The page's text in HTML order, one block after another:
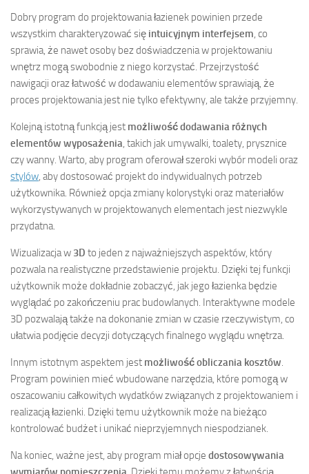
Dobry program do projektowania łazienek powinien przede
wszystkim charakteryzować się intuicyjnym interfejsem, co
sprawia, że nawet osoby bez doświadczenia w projektowaniu
wnętrz mogą swobodnie z niego korzystać. Przejrzystość
nawigacji oraz łatwość w dodawaniu elementów sprawiają, że
proces projektowania jest nie tylko efektywny, ale także przyjemny.
Kolejną istotną funkcją jest możliwość dodawania różnych
elementów wyposażenia, takich jak umywalki, toalety, prysznice
czy wanny. Warto, aby program oferował szeroki wybór modeli oraz
stylów, aby dostosować projekt do indywidualnych potrzeb
użytkownika. Również opcja zmiany kolorystyki oraz materiałów
wykorzystywanych w projektowanych elementach jest niezwykle
przydatna.
Wizualizacja w 3D to jeden z najważniejszych aspektów, który
pozwala na realistyczne przedstawienie projektu. Dzięki tej funkcji
użytkownik może dokładnie zobaczyć, jak jego łazienka będzie
wyglądać po zakończeniu prac budowlanych. Interaktywne modele
3D pozwalają także na dokonanie zmian w czasie rzeczywistym, co
ułatwia podjęcie decyzji dotyczących finalnego wyglądu wnętrza.
Innym istotnym aspektem jest możliwość obliczania kosztów.
Program powinien mieć wbudowane narzędzia, które pomogą w
oszacowaniu całkowitych wydatków związanych z projektowaniem i
realizacją łazienki. Dzięki temu użytkownik może na bieżąco
kontrolować budżet i unikać nieprzyjemnych niespodzianek.
Na koniec, ważne jest, aby program miał opcje dostosowywania